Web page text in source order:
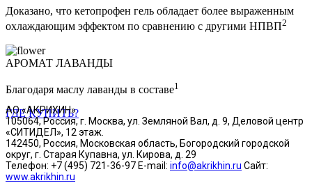
Доказано, что кетопрофен гель обладает более выраженным
охлаждающим эффектом по сравнению с другими НПВП2
АРОМАТ ЛАВАНДЫ
Благодаря маслу лаванды в составе1
ГДЕ КУПИТЬ?
АО «АКРИХИН»
105064, Россия, г. Москва, ул. Земляной Вал, д. 9, Деловой центр
«СИТИДЕЛ», 12 этаж.
142450, Россия, Московская область, Богородский городской
округ, г. Старая Купавна, ул. Кирова, д. 29
Телефон: +7 (495) 721-36-97 E-mail: info@akrikhin.ru Сайт:
www.akrikhin.ru